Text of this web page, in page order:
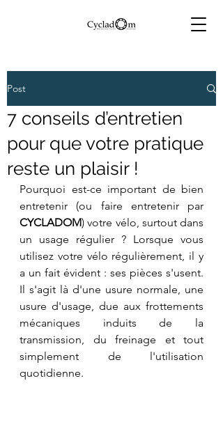
Post
7 conseils d’entretien
pour que votre pratique
reste un plaisir !
Pourquoi est-ce important de bien
CYCLADOM) votre vélo, surtout dans
un usage régulier ? Lorsque vous
utilisez votre vélo régulièrement, il y
a un fait évident : ses pièces s'usent.
Il s'agit là d'une usure normale, une
usure d'usage, due aux frottements
mécaniques induits de la
transmission, du freinage et tout
simplement de l'utilisation
quotidienne.